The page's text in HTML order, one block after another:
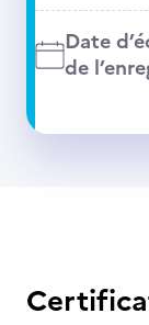
Date
de